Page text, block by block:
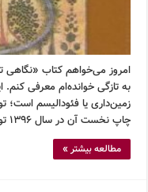
امروز می‌خواهم کتاب «نگاهی
به تازگی خوانده‌ام معرفی
زمین‌داری یا فئودالیسم
چاپ نخست آن در سال ۱۳۹۶ توسط نشر اختران منتشر شده است. کتاب …
مطالعه بیشتر »